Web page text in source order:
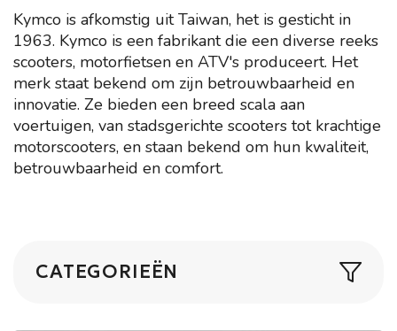
Kymco is afkomstig uit Taiwan, het is gesticht in
1963. Kymco is een fabrikant die een diverse reeks
scooters, motorfietsen en ATV's produceert. Het
merk staat bekend om zijn betrouwbaarheid en
innovatie. Ze bieden een breed scala aan
voertuigen, van stadsgerichte scooters tot krachtige
motorscooters, en staan bekend om hun kwaliteit,
betrouwbaarheid en comfort.
CATEGORIEËN